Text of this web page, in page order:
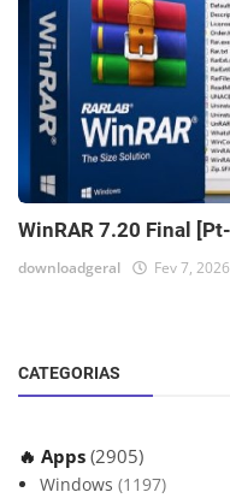
WinRAR 7.20 Final
downloadgeral Fev 7, 2026
CATEGORIAS
🔥 Apps (2905)
Windows (1197)